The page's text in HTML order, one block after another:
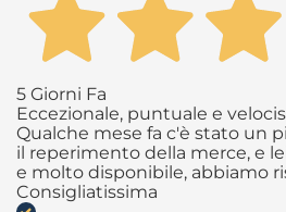
5 Giorni Fa
Eccezionale, puntuale e
Qualche mese fa c'è stato un
il reperimento della merce, e
e molto disponibile, abbiamo
Consigliatissima